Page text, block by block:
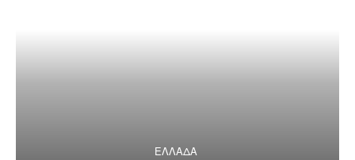
ΕΛΛΑΔΑ